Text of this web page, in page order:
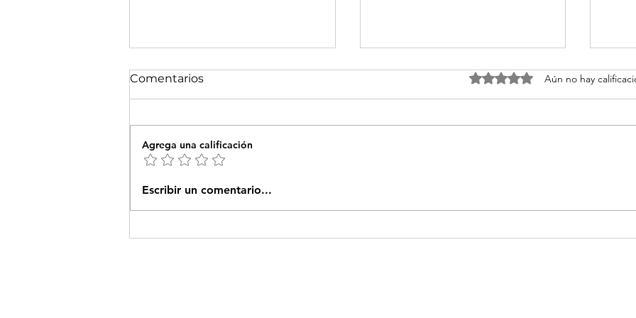
El Futuro de Mehrer Spirit:
Atahualpa Mehrer
Comentarios Obtuvo 0 de 5 estrellas.
Aún no hay
Agrega una calificación
Escribir un comentario...